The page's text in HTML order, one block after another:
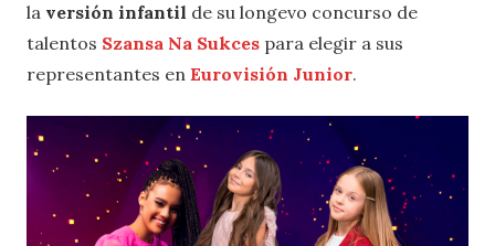
la versión infantil de su longevo concurso de
talentos Szansa Na Sukces para elegir a sus
representantes en Eurovisión Junior.